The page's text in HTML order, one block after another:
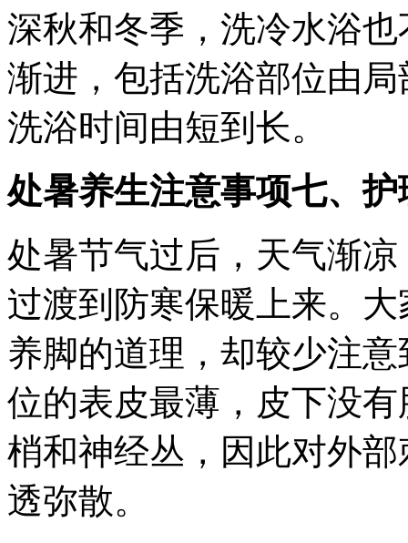
深秋和冬季，洗冷水浴
渐进，包括洗浴部位由
洗浴时间由短到长。
处暑养生注意事项七、
处暑节气过后，天气渐
过渡到防寒保暖上来。
养脚的道理，却较少注
位的表皮最薄，皮下没
梢和神经丛，因此对外
透弥散。